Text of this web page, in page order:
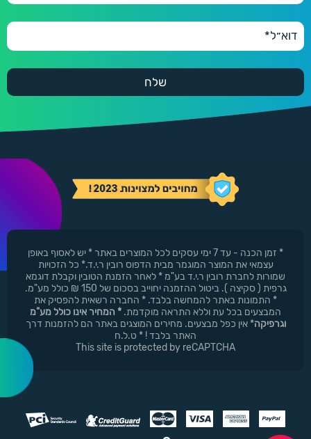
* זמן הכנה - עד 7 ימי עסקים לכל המוצרים באתר * יש לאסוף באופן
עצמאי את המוצר המוגמר מבית הדפוס רובין ר.י.ד.* כל הזכויות
שמורות לחברת רובין ר.י.ד בע"מ * לאחר הזמנת הטובין וקבלת דוגמא
גרפית ( סקיצה ). ביטול ההזמנה יחוייב בסכום של 150 ₪ כולל מע"מ.
* התמונות באתר להמחשה בלבד. * החברה רשאית להפסיק את
המבצעים בכל עת וללא התראה מוקדמת. * המחיר אינו כולל מע"מ
וגרפיקה* אין כפל מבצעים. מחירים המוצגים באתר הם להזמנות דרך
האתר בלבד ! * ט.ל.ח
This site is protected by reCAPTCHA